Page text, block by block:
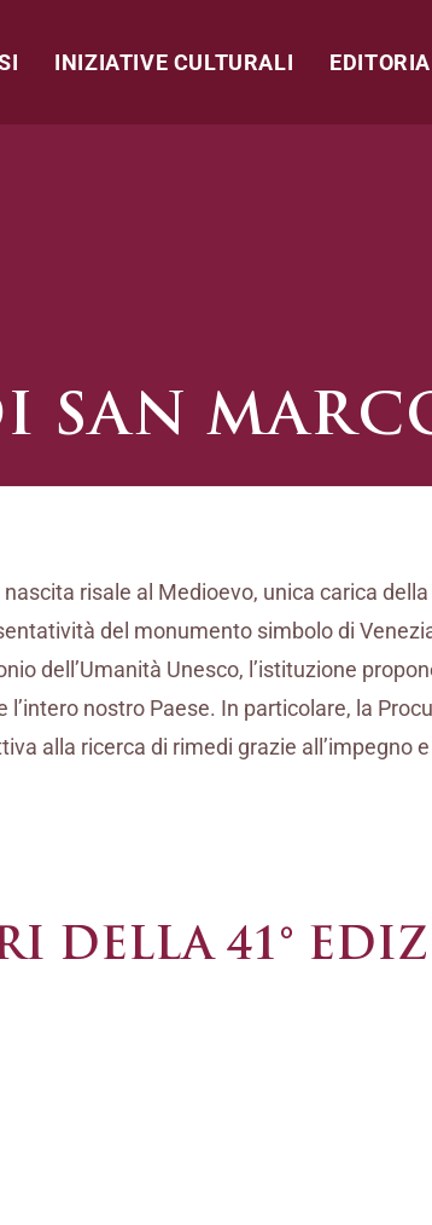
INIZIATIVE CULTURALI EDITORIA
SAN
risale al Medioevo, unica carica
del monumento simbolo di
dell’Umanità Unesco, l’istituzione
nostro Paese. In particolare, la
alla ricerca di rimedi grazie all’impegno
DELLA 41°